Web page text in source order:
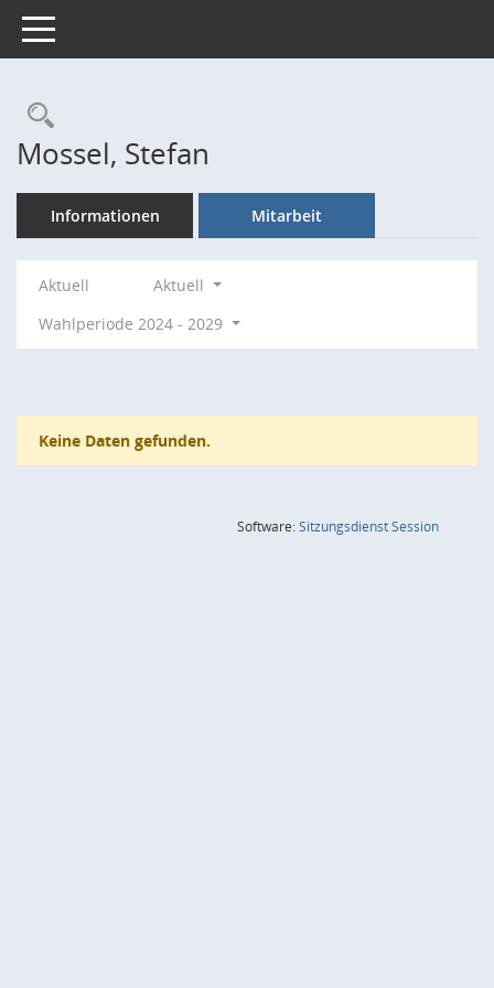
Toggle navigation
Rechercheauswahl
Mossel, Stefan
Informationen Mitarbeit
Aktuell
Aktuell
Wahlperiode 2024 - 2029
Keine Daten gefunden.
Software:SitzungsdienstSession(Wird in